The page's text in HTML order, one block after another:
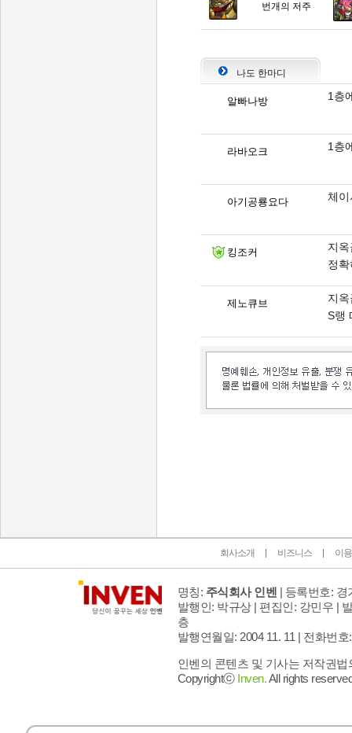
번개의 저주
나도 한마디
알빠나방 1층
라바오크 1층
아기공룡요다 체
킹조커
지
정
제노큐브
지
S랭
회사소개 비즈니스 이
명칭: 주식회사 인벤 | 등록번호: 경
발행인: 박규상 | 편집인: 강민우 |
층
발행연월일: 2004 11. 11 | 전화번호
인벤의 콘텐츠 및 기사는 저작권
Copyrightⓒ Inven.All rights